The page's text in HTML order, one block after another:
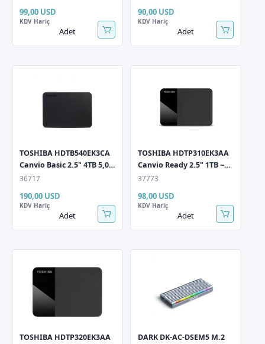
Harddisk
99,00 USD
KDV Hariç
Adet
90,00 USD
KDV Hariç
Adet
TOSHIBA HDTB540EK3CA
Canvio Basic 2.5" 4TB 5,0
Gbit/sn USB 3.2 Gen1
Harddisk
36717
190,00 USD
KDV Hariç
Adet
TOSHIBA HDTP310EK3AA
Canvio Ready 2.5" 1TB ~
5.0 Gbit/s USB 3.2 Gen1
Harddisk
37773
98,00 USD
KDV Hariç
Adet
TOSHIBA HDTP320EK3AA DARK DK-AC-DSEM5 M.2